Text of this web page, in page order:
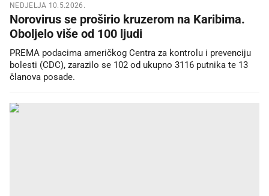
NEDJELJA 10.5.2026.
Norovirus se proširio kruzerom na Karibima.
Oboljelo više od 100 ljudi
PREMA podacima američkog Centra za kontrolu i prevenciju
bolesti (CDC), zarazilo se 102 od ukupno 3116 putnika te 13
članova posade.